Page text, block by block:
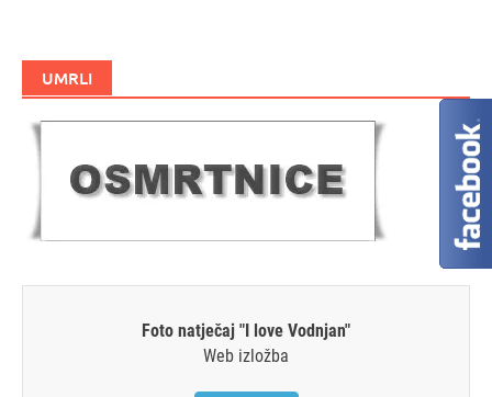
UMRLI
Foto natječaj "I love Vodnjan"
Web izložba